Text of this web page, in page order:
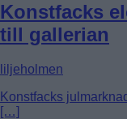
Konstfacks
till gallerian
liljeholmen
Konstfacks
[…]